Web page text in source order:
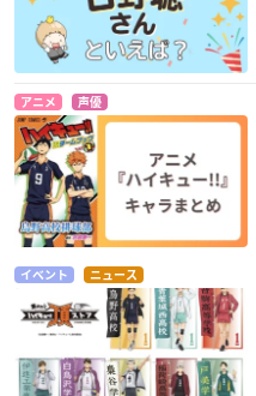
アニメ 声優
イベント ニュース